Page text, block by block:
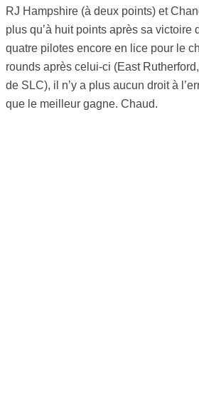
RJ Hampshire (à deux points) et
plus qu’à huit points après sa victoire
quatre pilotes encore en lice pour le
rounds après celui-ci (East
de SLC), il n’y a plus aucun droit à
que le meilleur gagne. Chaud.